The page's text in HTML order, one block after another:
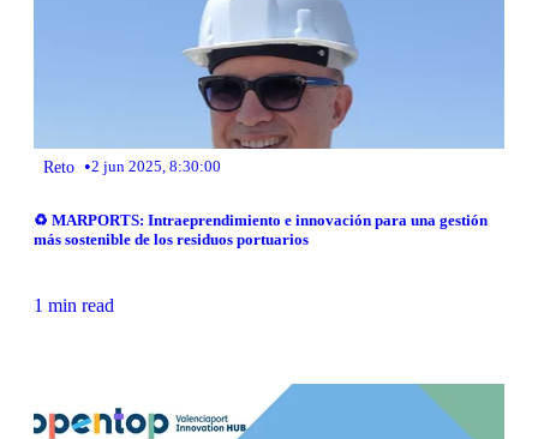
Reto •2 jun 2025, 8:30:00
♻️ MARPORTS: Intraeprendimiento e innovación para una gestión
más sostenible de los residuos portuarios
1 min read